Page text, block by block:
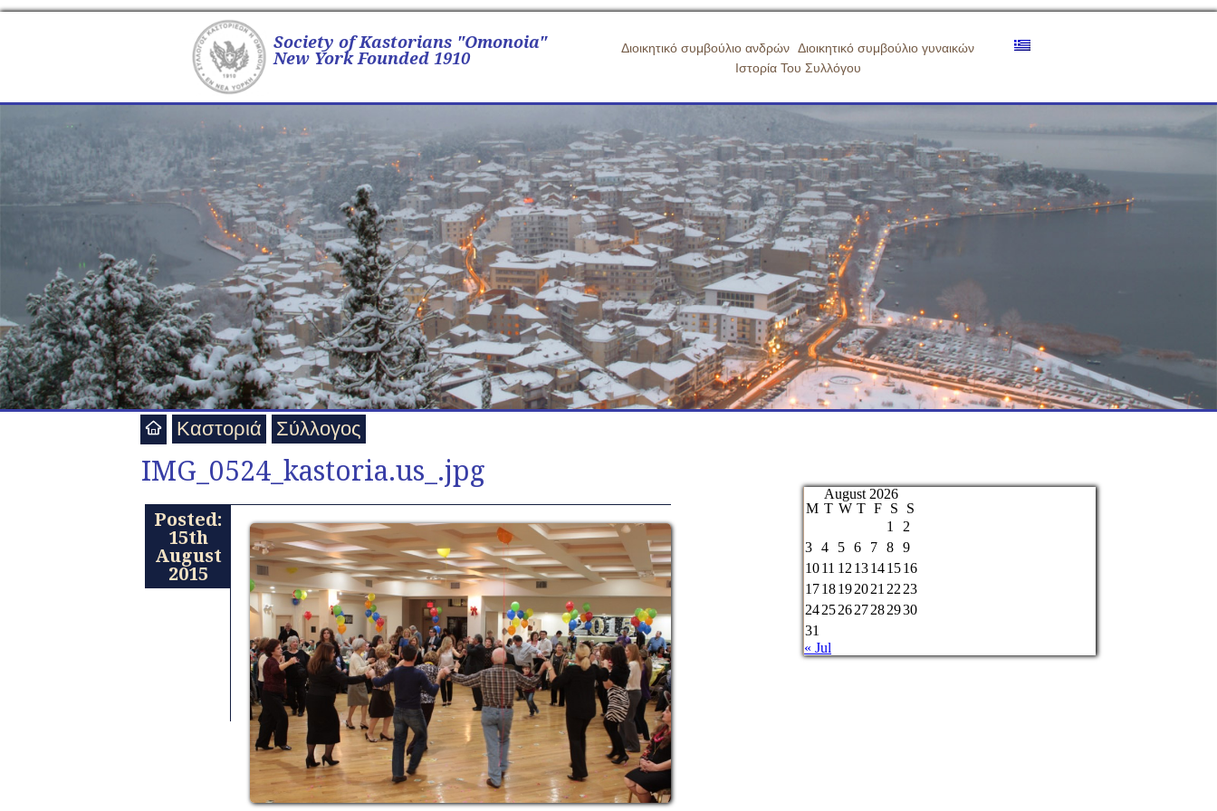
Society of Kastorians "Omonoia"
New York Founded 1910 Διοικητικό συμβούλιο ανδρών Διοικητικό συμβούλιο γυναικών
Ιστορία Του Συλλόγου
Καστοριά Σύλλογος
IMG_0524_kastoria.us_.jpg
Posted:
15th
August
2015
August 2026
M T W T F S
S
1
2
3
4 5 6 7 8
9
1011 12 13141516
1718192021 22 23
24252627282930
31
« Jul